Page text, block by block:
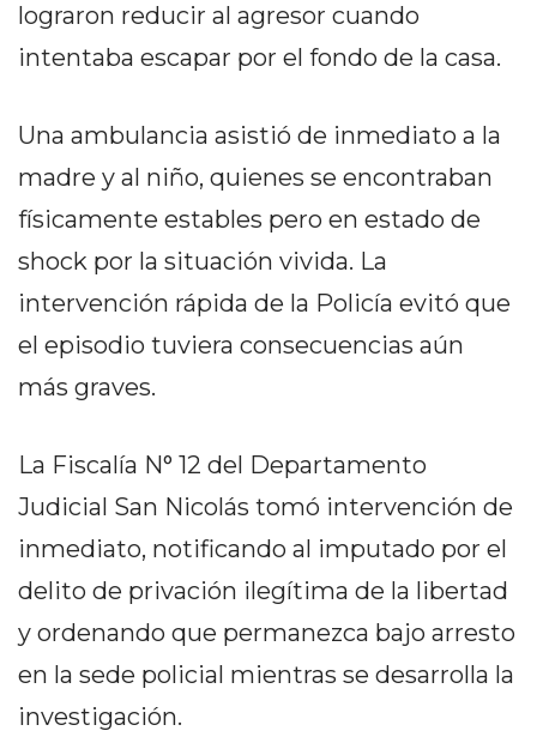
CÓMO ORGANIZAR LOS
PEDIDOS DE DELIVERY
POR WHATSAPP SIN QUE
SE TE PIERDA NINGUNO
TÉRMINOS
Y
POLÍTICAS
PRIVACIDAD
MAPA
DEL
TAPA
DEL
lograron reducir al agresor cuando
intentaba escapar por el fondo de la casa.
Una ambulancia asistió de inmediato a la
madre y al niño, quienes se encontraban
físicamente estables pero en estado de
shock por la situación vivida. La
intervención rápida de la Policía evitó que
el episodio tuviera consecuencias aún
más graves.
La Fiscalía N° 12 del Departamento
Judicial San Nicolás tomó intervención de
inmediato, notificando al imputado por el
delito de privación ilegítima de la libertad
y ordenando que permanezca bajo arresto
en la sede policial mientras se desarrolla la
investigación.